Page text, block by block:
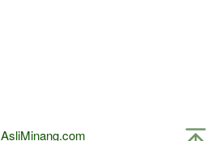
AsliMinang.com